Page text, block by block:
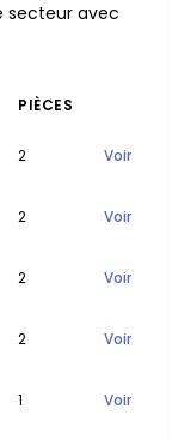
secteur avec
PIÈCES
2 Voir
2 Voir
2 Voir
2 Voir
1 Voir